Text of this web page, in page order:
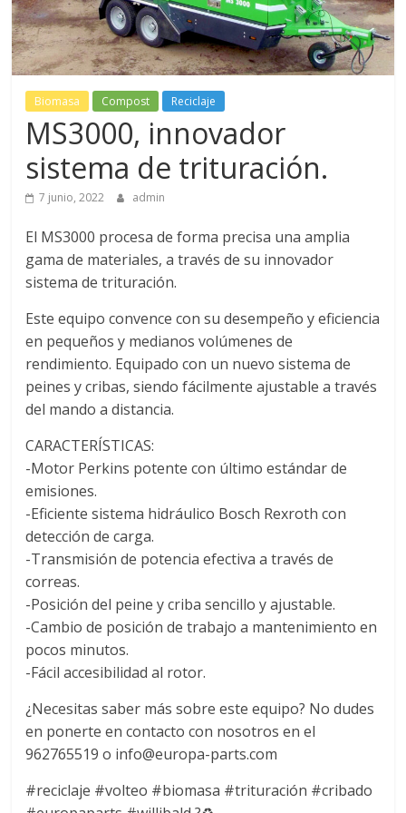
Biomasa Compost Reciclaje
MS3000, innovador
sistema de trituración.
7 junio, 2022 admin
El MS3000 procesa de forma precisa una amplia
gama de materiales, a través de su innovador
sistema de trituración.
Este equipo convence con su desempeño y eficiencia
en pequeños y medianos volúmenes de
rendimiento. Equipado con un nuevo sistema de
peines y cribas, siendo fácilmente ajustable a través
del mando a distancia.
CARACTERÍSTICAS:
-Motor Perkins potente con último estándar de
emisiones.
-Eficiente sistema hidráulico Bosch Rexroth con
detección de carga.
-Transmisión de potencia efectiva a través de
correas.
-Posición del peine y criba sencillo y ajustable.
-Cambio de posición de trabajo a mantenimiento en
pocos minutos.
-Fácil accesibilidad al rotor.
¿Necesitas saber más sobre este equipo? No dudes
en ponerte en contacto con nosotros en el
962765519 o info@europa-parts.com
#reciclaje #volteo #biomasa #trituración #cribado